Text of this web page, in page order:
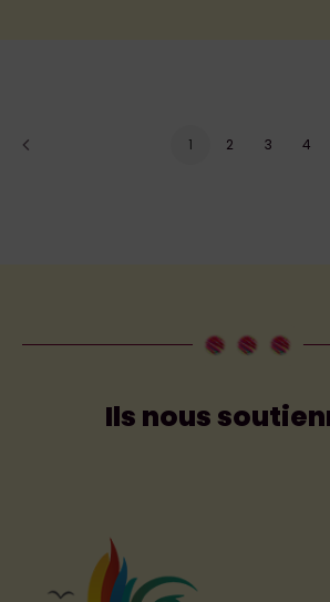
1 2 3 4
Ils nous